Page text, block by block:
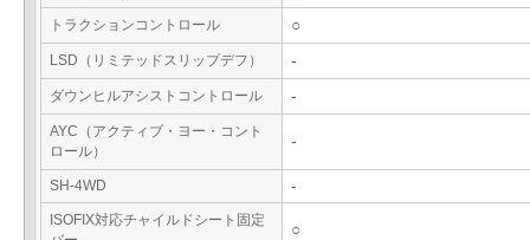
トラクションコントロール ○
LSD（リミテッドスリップデフ） -
ダウンヒルアシストコントロール -
AYC（アクティブ・ヨー・コント
ロール）
-
SH-4WD -
ISOFIX対応チャイルドシート固定
○